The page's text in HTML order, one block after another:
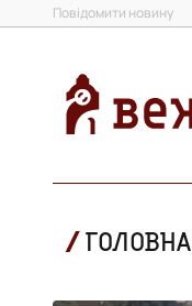
Повідомити новину
ГОЛОВНА